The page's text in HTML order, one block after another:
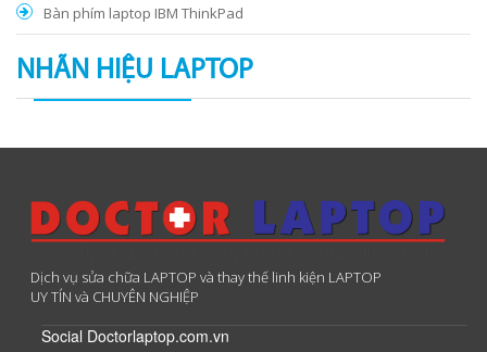
Bàn phím laptop IBM ThinkPad
NHÃN HIỆU LAPTOP
Dịch vụ sửa chữa LAPTOP và thay thế linh kiện LAPTOP
UY TÍN và CHUYÊN NGHIỆP
Social Doctorlaptop.com.vn